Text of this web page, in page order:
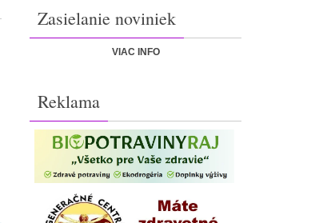
Zasielanie noviniek
VIAC INFO
Reklama